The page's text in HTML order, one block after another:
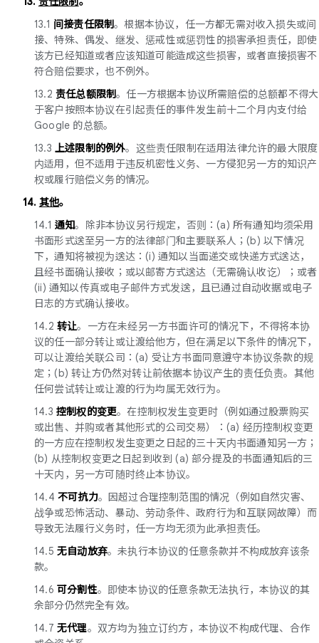
13.1 间接责任限制。根据本协议，任一方都无需对收入损失或间
接、特殊、偶发、继发、惩戒性或惩罚性的损害承担责任，即使
该方已经知道或者应该知道可能造成这些损害，或者直接损害不
符合赔偿要求，也不例外。
13.2 责任总额限制。任一方根据本协议所需赔偿的总额都不得大
于客户按照本协议在引起责任的事件发生前十二个月内支付给
Google 的总额。
13.3 上述限制的例外。这些责任限制在适用法律允许的最大限度
内适用，但不适用于违反机密性义务、一方侵犯另一方的知识产
权或履行赔偿义务的情况。
14. 其他。
14.1 通知。除非本协议另行规定，否则：(a) 所有通知均须采用
书面形式送至另一方的法律部门和主要联系人；(b) 以下情况
下，通知将被视为送达：(i) 通知以当面递交或快递方式送达，
且经书面确认接收；或以邮寄方式送达（无需确认收讫）；或者
(ii) 通知以传真或电子邮件方式发送，且已通过自动收据或电子
日志的方式确认接收。
14.2 转让。一方在未经另一方书面许可的情况下，不得将本协
议的任一部分转让或让渡给他方，但在满足以下条件的情况下，
可以让渡给关联公司：(a) 受让方书面同意遵守本协议条款的规
定；(b) 转让方仍然对转让前依据本协议产生的责任负责。其他
任何尝试转让或让渡的行为均属无效行为。
14.3 控制权的变更。在控制权发生变更时（例如通过股票购买
或出售、并购或者其他形式的公司交易）：(a) 经历控制权变更
的一方应在控制权发生变更之日起的三十天内书面通知另一方；
(b) 从控制权变更之日起到收到 (a) 部分提及的书面通知后的三
十天内，另一方可随时终止本协议。
14.4 不可抗力。因超过合理控制范围的情况（例如自然灾害、
战争或恐怖活动、暴动、劳动条件、政府行为和互联网故障）而
导致无法履行义务时，任一方均无须为此承担责任。
14.5 无自动放弃。未执行本协议的任意条款并不构成放弃该条
款。
14.6 可分割性。即使本协议的任意条款无法执行，本协议的其
余部分仍然完全有效。
14.7 无代理。双方均为独立订约方，本协议不构成代理、合作